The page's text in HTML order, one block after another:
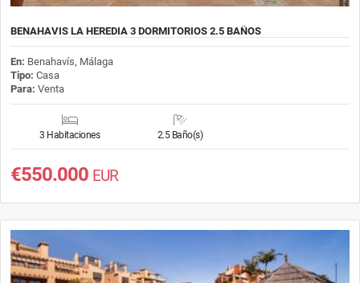
BENAHAVIS LA HEREDIA 3 DORMITORIOS 2.5 BAÑOS
En: Benahavís, Málaga
Tipo: Casa
Para: Venta
3 Habitaciones 2.5 Baño(s)
€550.000 EUR